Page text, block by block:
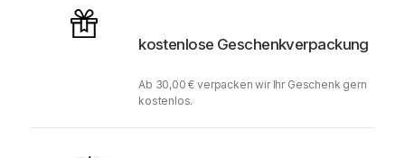
kostenlose Geschenkverpackung
Ab 30,00 € verpacken wir Ihr Geschenk gern
kostenlos.